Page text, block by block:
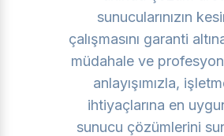
sunucularınızın
çalışmasını garanti
müdahale ve
anlayışımızla,
ihtiyaçlarına en
sunucu çözümlerini